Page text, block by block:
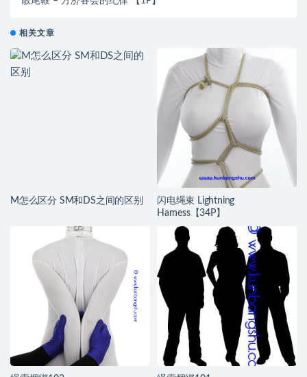
相关文章
M怎么区分 SM和DS之间的区别
闪电绳束 Lightning
Harness【34P】